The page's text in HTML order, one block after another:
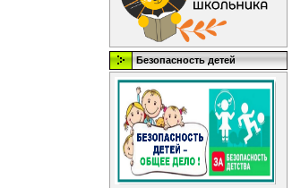
Безопасность детей